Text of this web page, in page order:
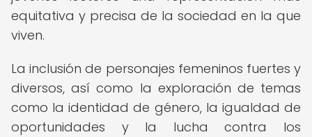
equitativa y precisa de la sociedad en la que
viven.
La inclusión de personajes femeninos fuertes y
diversos, así como la exploración de temas
como la identidad de género, la igualdad de
oportunidades y la lucha contra los